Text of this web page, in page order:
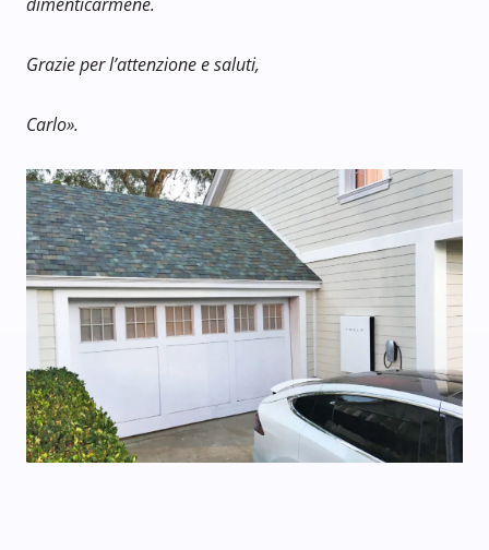
Grazie per l’attenzione e saluti,
Carlo».